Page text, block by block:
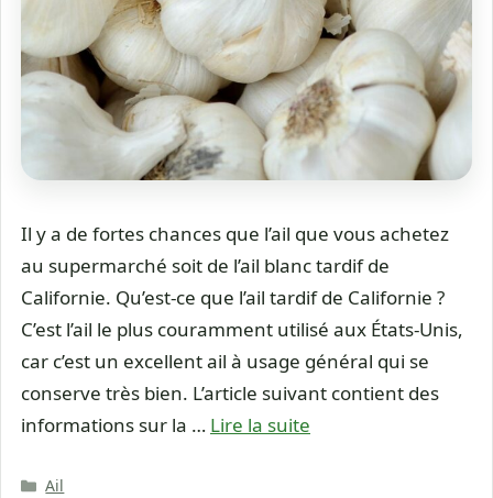
Il y a de fortes chances que l’ail que vous achetez
au supermarché soit de l’ail blanc tardif de
Californie. Qu’est-ce que l’ail tardif de Californie ?
C’est l’ail le plus couramment utilisé aux États-Unis,
car c’est un excellent ail à usage général qui se
conserve très bien. L’article suivant contient des
informations sur la … Lire la suite
Catégories
Ail